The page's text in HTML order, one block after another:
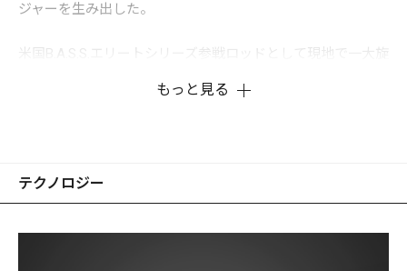
ジャーを生み出した。
米国B.A.S.S.エリートシリーズ参戦ロッドとして現地で一大旋
LEVANTE（レヴァンテ）USA PRO MODELで確立したコンペ
もっと見る
テクノロジー